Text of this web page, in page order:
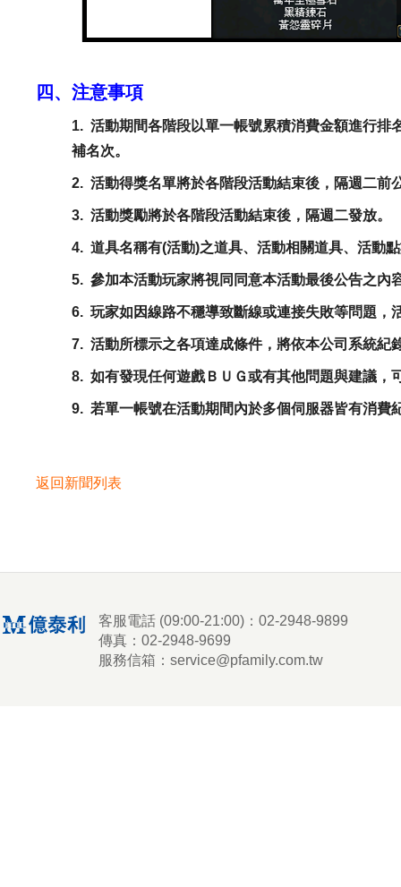
四、注意事項
1. 活動期間各階段以單一帳號累積消費金額進行排
補名次。
2. 活動得獎名單將於各階段活動結束後，隔週二前
3. 活動獎勵將於各階段活動結束後，隔週二發放。
4. 道具名稱有(活動)之道具、活動相關道具、活動
5. 參加本活動玩家將視同同意本活動最後公告之內
6. 玩家如因線路不穩導致斷線或連接失敗等問題，
7. 活動所標示之各項達成條件，將依本公司系統紀
8. 如有發現任何遊戲ＢＵＧ或有其他問題與建議，
9. 若單一帳號在活動期間內於多個伺服器皆有消費
返回新聞列表